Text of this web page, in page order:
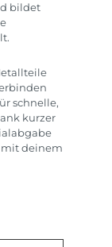
bildet
schnelle,
kurzer
mit deinem